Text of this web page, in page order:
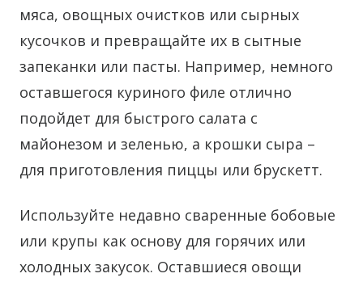
мяса, овощных очистков или сырных
кусочков и превращайте их в сытные
запеканки или пасты. Например, немного
оставшегося куриного филе отлично
подойдет для быстрого салата с
майонезом и зеленью, а крошки сыра –
для приготовления пиццы или брускетт.
Используйте недавно сваренные бобовые
или крупы как основу для горячих или
холодных закусок. Оставшиеся овощи